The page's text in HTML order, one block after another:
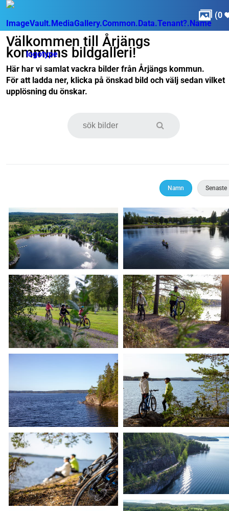
 (0
Välkommen till Årjängs
kommuns bildgalleri!
Här har vi samlat vackra bilder från Årjängs kommun.
För att ladda ner, klicka på önskad bild och välj sedan vilket
upplösning du önskar.
Namn Senaste